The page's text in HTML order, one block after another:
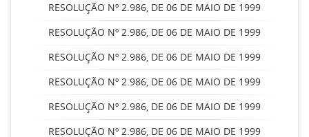
RESOLUÇÃO Nº 2.986, DE 06 DE MAIO DE 1999
RESOLUÇÃO Nº 2.986, DE 06 DE MAIO DE 1999
RESOLUÇÃO Nº 2.986, DE 06 DE MAIO DE 1999
RESOLUÇÃO Nº 2.986, DE 06 DE MAIO DE 1999
RESOLUÇÃO Nº 2.986, DE 06 DE MAIO DE 1999
RESOLUÇÃO Nº 2.986, DE 06 DE MAIO DE 1999